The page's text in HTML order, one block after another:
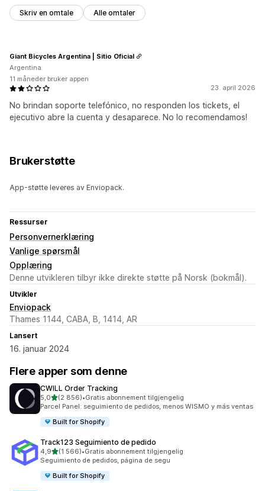
Skriv en omtale Alle omtaler
23. april 2026
No brindan soporte telefónico, no responden los tickets, el
ejecutivo abre la cuenta y desaparece. No lo recomendamos!
Giant Bicycles Argentina | Sitio Oficial
Argentina
11 måneder bruker appen
Brukerstøtte
App-støtte leveres av Enviopack.
Ressurser
Personvernerklæring
Vanlige spørsmål
Opplæring
Denne utvikleren tilbyr ikke direkte støtte på Norsk (bokmål).
Utvikler
Enviopack
Thames 1144, CABA, B, 1414, AR
Lansert
16. januar 2024
Flere apper som denne
CWILL Order Tracking
5,0av 5 stjerner
(2 856)
Totalt 2856 omtaler
•Gratis abonnement tilgjengelig
Parcel Panel: seguimiento de pedidos, menos WISMO y más ventas
Built for Shopify
Track123 Seguimiento de pedido
4,9av 5 stjerner
(1 566)
Totalt 1566 omtaler
•Gratis abonnement tilgjengelig
Seguimiento de pedidos, página de segu
Built for Shopify